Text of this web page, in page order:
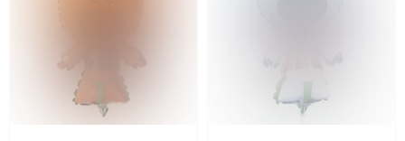
Политика конфиденциальности